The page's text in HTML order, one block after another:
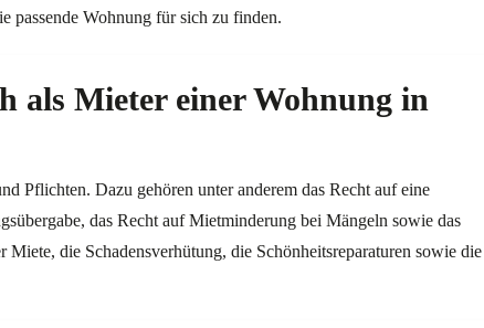
passende Wohnung für sich zu finden.
als Mieter einer Wohnung in
Pflichten. Dazu gehören unter anderem das Recht auf eine
das Recht auf Mietminderung bei Mängeln sowie das
die Schadensverhütung, die Schönheitsreparaturen sowie die